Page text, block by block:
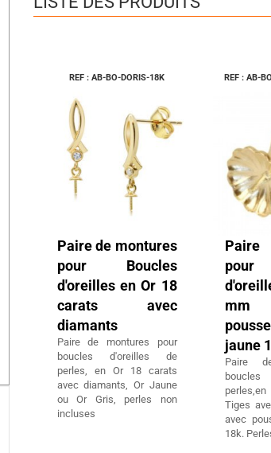
REF : AB-BO-DORIS-18K
Paire de montures
pour Boucles
d'oreilles en Or 18
carats avec
diamants
Paire de montures pour
boucles d'oreilles de
perles, en Or 18 carats
avec diamants, Or Jaune
ou Or Gris, perles non
incluses
REF : AB-
pour
jaune
Paire
Tiges
avec
18k.